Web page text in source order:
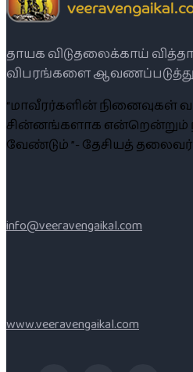
தாயக விடுதலைக்காய்
விபரங்களை
“மாவீரர்களின் நினைவுகள்
சின்னங்களாக என்றென்றும்
வேண்டும் ”- தேசியத் தலைவர்
info@veeravengaikal.com
www.veeravengaikal.com